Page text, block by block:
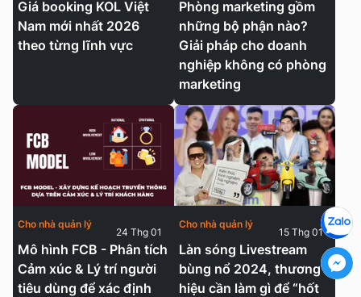
Giá booking KOL Việt
Nam mới nhất 2026
theo từng lĩnh vực
Phòng marketing gồm
những bộ phận nào?
Giải pháp cho doanh
nghiệp không có phòng
marketing
Mô hình FCB - Phân tích
Cảm xúc & Lý trí người
tiêu dùng để xác định
Cho nhà quản lý
24 Thg 01
Làn sóng Livestream
bùng nổ 2024, thương
hiệu cần làm gì để “hốt
Cho nhà quản lý
15 Thg 01